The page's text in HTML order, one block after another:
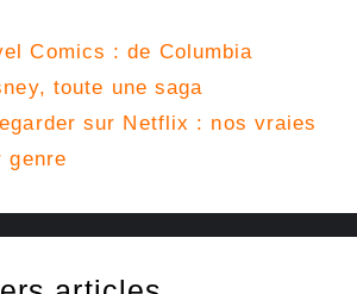
Comics : de Columbia
toute une saga
sur Netflix : nos vraies
genre